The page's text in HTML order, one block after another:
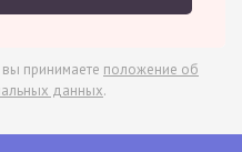
принимаете положение об
данных.